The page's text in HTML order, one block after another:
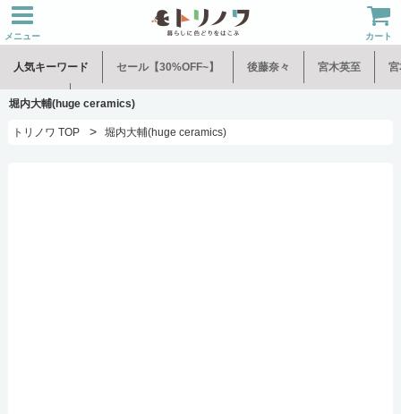
メニュー カート
人気キーワード セール【30%OFF~】 後藤奈々 宮木英至 宮
水谷和音 児玉修治
堀内大輔(huge ceramics)
トリノワ TOP > 堀内大輔(huge ceramics)